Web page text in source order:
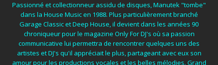
Passionné et collectionneur assidu de disques, Manutek "tombe"
dans la House Music en 1988. Plus particulièrement branché
Garage Classic et Deep House, il devient dans les années 90
chroniqueur pour le magazine Only For DJ's où sa passion
communicative lui permettra de rencontrer quelques uns des
artistes et DJ's qu'il appréciait le plus, partageant avec eux son
amour pour les productions vocales et les belles mélodies. Grand